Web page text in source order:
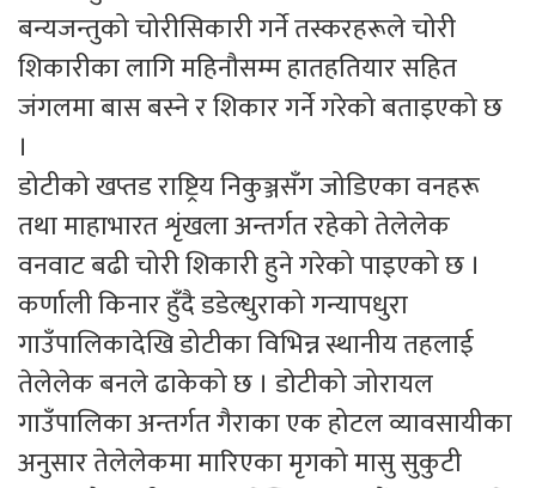
बन्यजन्तुको चोरीसिकारी गर्ने तस्करहरूले चोरी
शिकारीका लागि महिनौसम्म हातहतियार सहित
जंगलमा बास बस्ने र शिकार गर्ने गरेको बताइएको छ
।
डोटीको खप्तड राष्ट्रिय निकुञ्जसँग जोडिएका वनहरू
तथा माहाभारत शृंखला अन्तर्गत रहेको तेलेलेक
वनवाट बढी चोरी शिकारी हुने गरेको पाइएको छ ।
कर्णाली किनार हुँदै डडेल्धुराको गन्यापधुरा
गाउँपालिकादेखि डोटीका विभिन्न स्थानीय तहलाई
तेलेलेक बनले ढाकेको छ । डोटीको जोरायल
गाउँपालिका अन्तर्गत गैराका एक होटल व्यावसायीका
अनुसार तेलेलेकमा मारिएका मृगको मासु सुकुटी